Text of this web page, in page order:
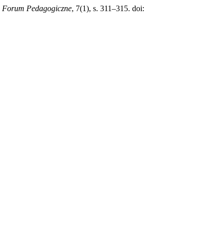
Forum Pedagogiczne, 7(1), s. 311–315. doi: